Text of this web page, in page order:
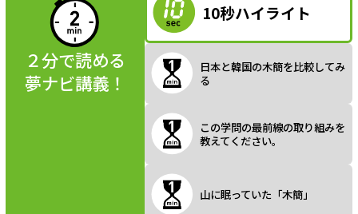
a
y
V
２分で読める
夢ナビ講義！
10秒ハイライト
日本と韓国の木簡を比較してみ
る
この学問の最前線の取り組みを
教えてください。
山に眠っていた「木簡」